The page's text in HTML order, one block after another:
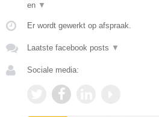
en ▼
Er wordt gewerkt op afspraak.
Laatste facebook posts ▼
Sociale media: